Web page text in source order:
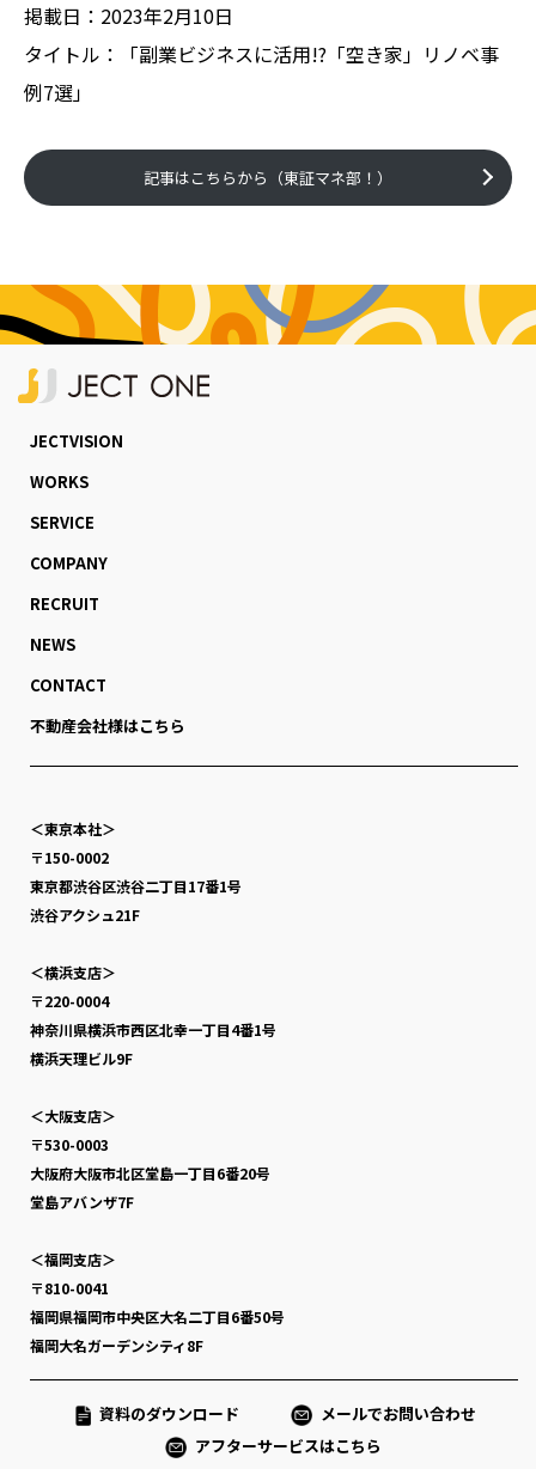
掲載日：2023年2月10日
タイトル：「副業ビジネスに活用!?「空き家」リノベ事
例7選」
記事はこちらから（東証マネ部！）
JECTVISION
WORKS
SERVICE
COMPANY
RECRUIT
NEWS
CONTACT
不動産会社様はこちら
＜東京本社＞
〒150-0002
東京都渋谷区渋谷二丁目17番1号
渋谷アクシュ21F
＜横浜支店＞
〒220-0004
神奈川県横浜市西区北幸一丁目4番1号
横浜天理ビル9F
＜大阪支店＞
〒530-0003
大阪府大阪市北区堂島一丁目6番20号
堂島アバンザ7F
＜福岡支店＞
〒810-0041
福岡県福岡市中央区大名二丁目6番50号
福岡大名ガーデンシティ8F
資料のダウンロード
メールでお問い合わせ
アフターサービスはこちら